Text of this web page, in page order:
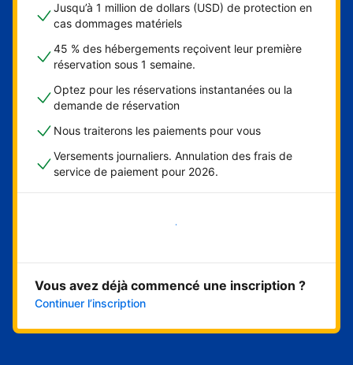
Jusqu’à 1 million de dollars (USD) de protection en
cas dommages matériels
45 % des hébergements reçoivent leur première
réservation sous 1 semaine.
Optez pour les réservations instantanées ou la
demande de réservation
Nous traiterons les paiements pour vous
Versements journaliers. Annulation des frais de
service de paiement pour 2026.
Démarrer maintenant
Vous avez déjà commencé une inscription ?
Continuer l’inscription